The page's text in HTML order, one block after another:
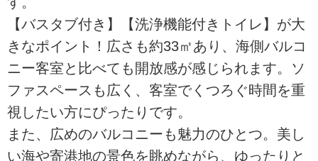
【バスタブ付き】【洗浄機能付きトイレ】が大
きなポイント！広さも約33㎡あり、海側バルコ
ニー客室と比べても開放感が感じられます。ソ
ファスペースも広く、客室でくつろぐ時間を重
視したい方にぴったりです。
また、広めのバルコニーも魅力のひとつ。美し
い海や寄港地の景色を眺めながら、ゆったりと